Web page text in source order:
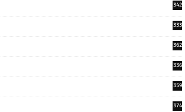
342
333
362
336
359
374